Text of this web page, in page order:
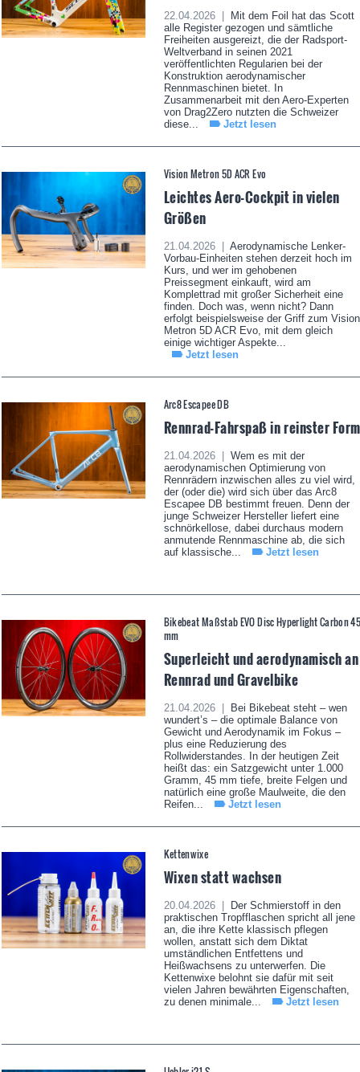
22.04.2026 |
Mit dem Foil hat das Scott
alle Register gezogen und sämtliche
Freiheiten ausgereizt, die der Radsport-
Weltverband in seinen 2021
veröffentlichten Regularien bei der
Konstruktion aerodynamischer
Rennmaschinen bietet. In
Zusammenarbeit mit den Aero-Experten
von Drag2Zero nutzten die Schweizer
diese...
Jetzt lesen
Vision Metron 5D ACR Evo
Leichtes Aero-Cockpit in vielen
Größen
21.04.2026 |
Aerodynamische Lenker-
Vorbau-Einheiten stehen derzeit hoch im
Kurs, und wer im gehobenen
Preissegment einkauft, wird am
Komplettrad mit großer Sicherheit eine
finden. Doch was, wenn nicht? Dann
erfolgt beispielsweise der Griff zum Vision
Metron 5D ACR Evo, mit dem gleich
einige wichtiger Aspekte...
Jetzt lesen
Arc8 Escapee DB
Rennrad-Fahrspaß in reinster Form
21.04.2026 |
Wem es mit der
aerodynamischen Optimierung von
Rennrädern inzwischen alles zu viel wird,
der (oder die) wird sich über das Arc8
Escapee DB bestimmt freuen. Denn der
junge Schweizer Hersteller liefert eine
schnörkellose, dabei durchaus modern
anmutende Rennmaschine ab, die sich
auf klassische...
Jetzt lesen
Bikebeat Maßstab EVO Disc Hyperlight Carbon
mm
Superleicht und aerodynamisch an
Rennrad und Gravelbike
21.04.2026 |
Bei Bikebeat steht – wen
wundert’s – die optimale Balance von
Gewicht und Aerodynamik im Fokus –
plus eine Reduzierung des
Rollwiderstandes. In der heutigen Zeit
heißt das: ein Satzgewicht unter 1.000
Gramm, 45 mm tiefe, breite Felgen und
natürlich eine große Maulweite, die den
Reifen...
Jetzt lesen
Kettenwixe
Wixen statt wachsen
20.04.2026 |
Der Schmierstoff in den
praktischen Tropfflaschen spricht all jene
an, die ihre Kette klassisch pflegen
wollen, anstatt sich dem Diktat
umständlichen Entfettens und
Heißwachsens zu unterwerfen. Die
Kettenwixe belohnt sie dafür mit seit
vielen Jahren bewährten Eigenschaften,
zu denen minimale...
Jetzt lesen